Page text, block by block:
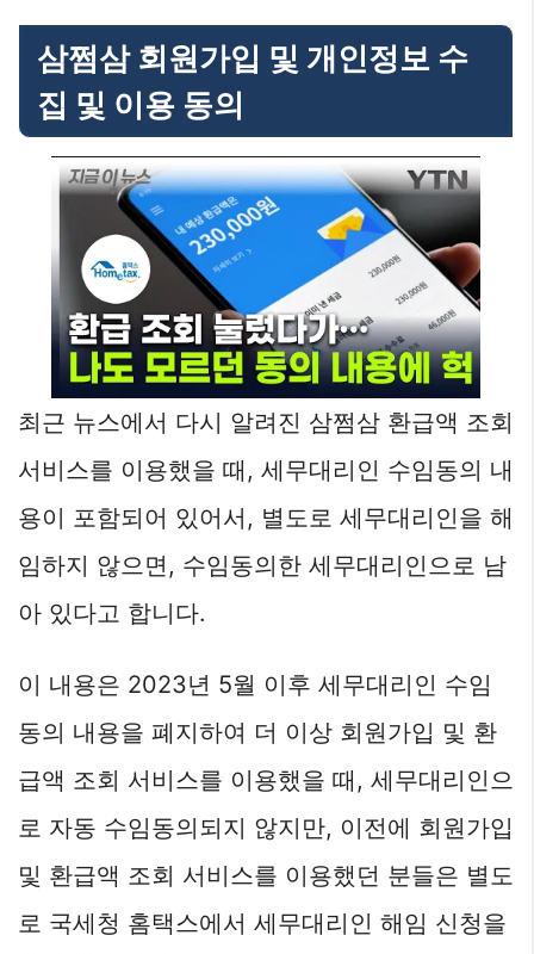
삼쩜삼 회원가입 및 개인정보 수
집 및 이용 동의
최근 뉴스에서 다시 알려진 삼쩜삼 환급액 조회
서비스를 이용했을 때, 세무대리인 수임동의 내
용이 포함되어 있어서, 별도로 세무대리인을 해
임하지 않으면, 수임동의한 세무대리인으로 남
아 있다고 합니다.
이 내용은 2023년 5월 이후 세무대리인 수임
동의 내용을 폐지하여 더 이상 회원가입 및 환
급액 조회 서비스를 이용했을 때, 세무대리인으
로 자동 수임동의되지 않지만, 이전에 회원가입
및 환급액 조회 서비스를 이용했던 분들은 별도
로 국세청 홈택스에서 세무대리인 해임 신청을